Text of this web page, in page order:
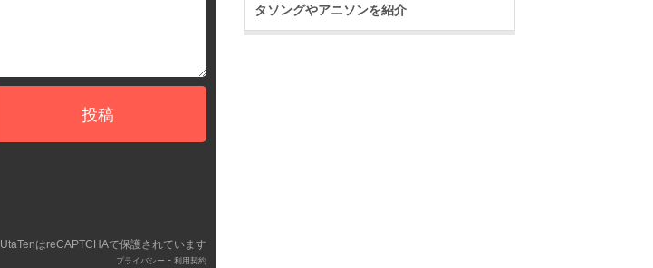
投稿
UtaTenはreCAPTCHAで保護されています
プライバシー - 利用契約
タソングやアニソンを紹介